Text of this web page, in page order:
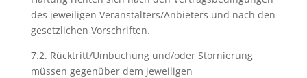
des jeweiligen Veranstalters/Anbieters und nach den
gesetzlichen Vorschriften.
7.2. Rücktritt/Umbuchung und/oder Stornierung
müssen gegenüber dem jeweiligen